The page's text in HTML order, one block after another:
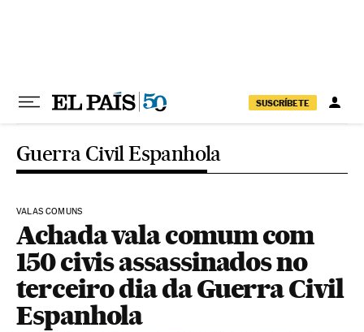
SUSCRÍBETE
Guerra Civil Espanhola
VALAS COMUNS
Achada vala comum com
150 civis assassinados no
terceiro dia da Guerra Civil
Espanhola